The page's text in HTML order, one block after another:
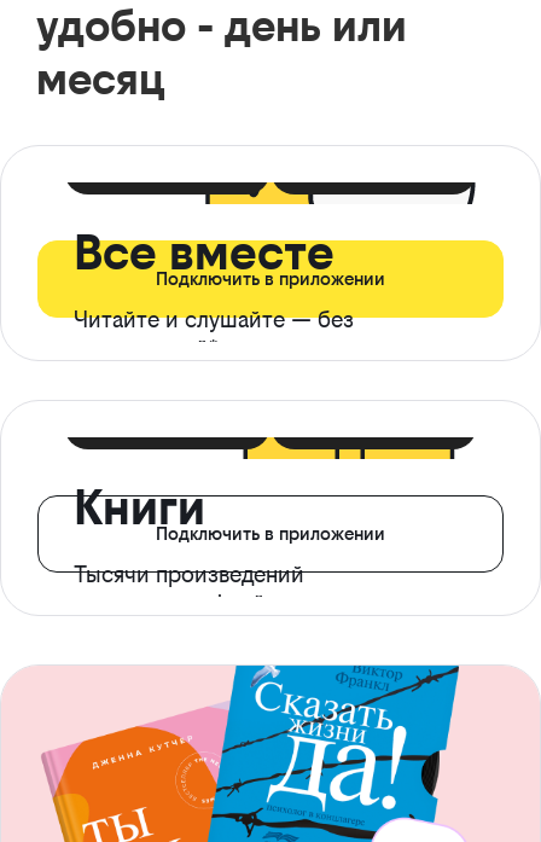
удобно - день или
месяц
Все вместе
Читайте и слушайте — без
ограничений*
Подключить в приложении
Книги
Тысячи произведений
с доступом офлайн
Подключить в приложении